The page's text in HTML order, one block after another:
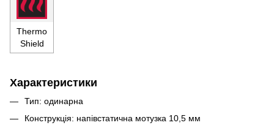
Thermo
Shield
Характеристики
Тип: одинарна
Конструкція: напівстатична мотузка 10,5 мм